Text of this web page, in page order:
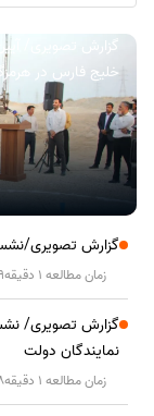
خلیج فارس در
گزارش تصویری/
زمان مطالعه 1 دقیقه
گزارش تصویری/
نمایندگان دولت
زمان مطالعه 1 دقیقه